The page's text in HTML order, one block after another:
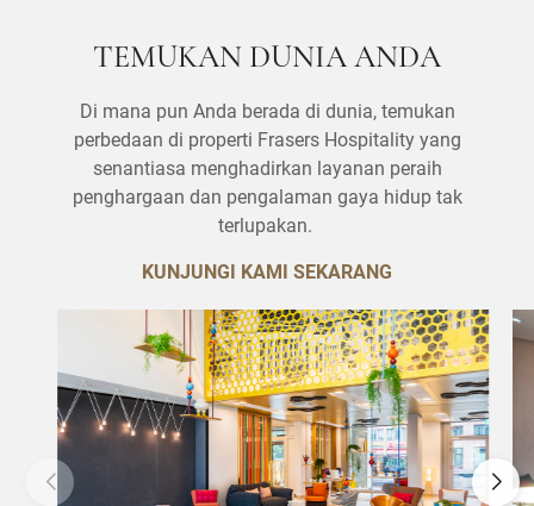
TEMUKAN DUNIA ANDA
Di mana pun Anda berada di dunia, temukan
perbedaan di properti Frasers Hospitality yang
senantiasa menghadirkan layanan peraih
penghargaan dan pengalaman gaya hidup tak
terlupakan.
KUNJUNGI KAMI SEKARANG